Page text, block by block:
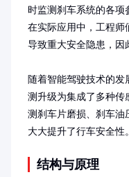
时监测刹车系统的各项
在实际应用中，工程师
导致重大安全隐患，因
随着智能驾驶技术的
测升级为集成了多种传
测刹车片磨损、刹车油
大大提升了行车安全性。
结构与原理